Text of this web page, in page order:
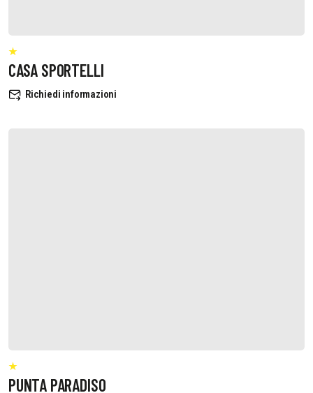
CASA SPORTELLI
Richiedi informazioni
PUNTA PARADISO